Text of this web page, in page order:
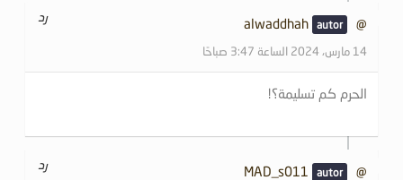
@alwaddhah
14 مارس، 2024 الساعة 3:47 صباحًا
رد
الحرم كم تسليمة؟!
@MAD_s011 رد